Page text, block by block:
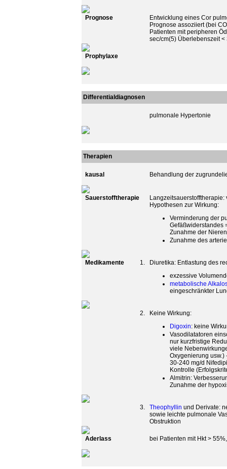
Prognose
Entwicklung eines Cor
Prognose assoziiert (bei
Patienten mit peripheren
sec/cm(5) Überlebenszeit <
Prophylaxe
Differentialdiagnosen
pulmonale Hypertonie
Therapien
kausal Behandlung der
Sauerstofftherapie
Hypothesen zur Wirkung:
Verminderung der
Gefäßwiderstandes
Zunahme der
Zunahme des
Medikamente 1.
Diuretika: Entlastung des
exzessive
metabolische
eingeschränkter
2.
Keine Wirkung:
Digoxin: keine
Vasodilatatoren
nur kurzfristige
viele
Oxygenierung usw.)
30-240 mg/d
Kontrolle
Almitrin:
Zunahme der
3. Theophyllin und Derivate:
sowie leichte pulmonale
Obstruktion
Aderlass bei Patienten mit Hkt >